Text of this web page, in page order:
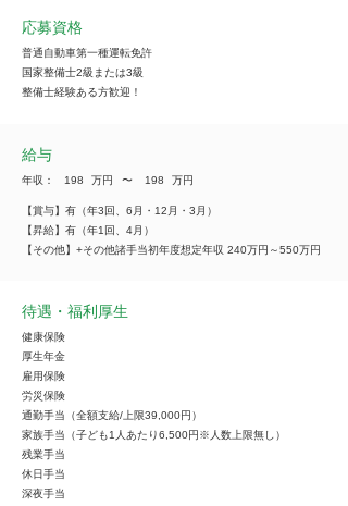
応募資格
普通自動車第一種運転免許
国家整備士2級または3級
整備士経験ある方歓迎！
給与
年収： 198 万円 ​〜 198 万円
【賞与】有（年3回、6月・12月・3月）
【昇給】有（年1回、4月）
【その他】+その他諸手当初年度想定年収 240万円～550万円
待遇・福利厚生
健康保険
厚生年金
雇用保険
労災保険
通勤手当（全額支給/上限39,000円）
家族手当（子ども1人あたり6,500円※人数上限無し）
残業手当
休日手当
深夜手当